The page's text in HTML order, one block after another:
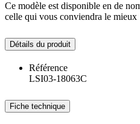
Ce modèle est disponible en de
celle qui vous conviendra le mieux
Détails du produit
Référence
LSI03-18063C
Fiche technique